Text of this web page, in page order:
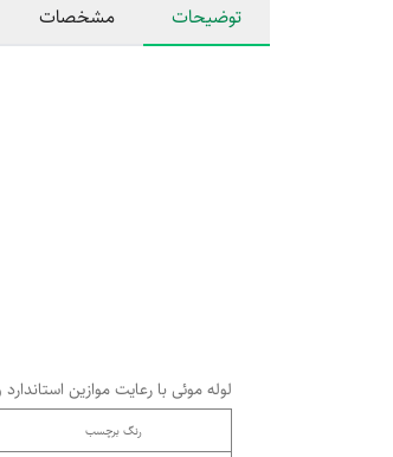
توضیحات مشخصات
لوله موئی با رعایت موازین
رنگ برچسب